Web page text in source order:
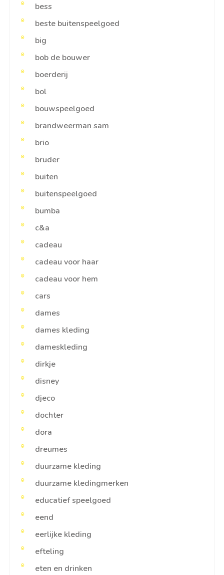
bess
beste buitenspeelgoed
big
bob de bouwer
boerderij
bol
bouwspeelgoed
brandweerman sam
brio
bruder
buiten
buitenspeelgoed
bumba
c&a
cadeau
cadeau voor haar
cadeau voor hem
cars
dames
dames kleding
dameskleding
dirkje
disney
djeco
dochter
dora
dreumes
duurzame kleding
duurzame kledingmerken
educatief speelgoed
eend
eerlijke kleding
efteling
eten en drinken